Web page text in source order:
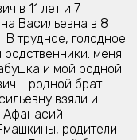
в 11 лет и 7
Baсильевна в 8
В трудное, голодное
меня
и мой родной
- родной брат
взяли и
Афанасий
родители